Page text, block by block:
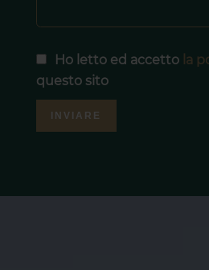
Ho letto ed accetto la
questo sito
INVIARE